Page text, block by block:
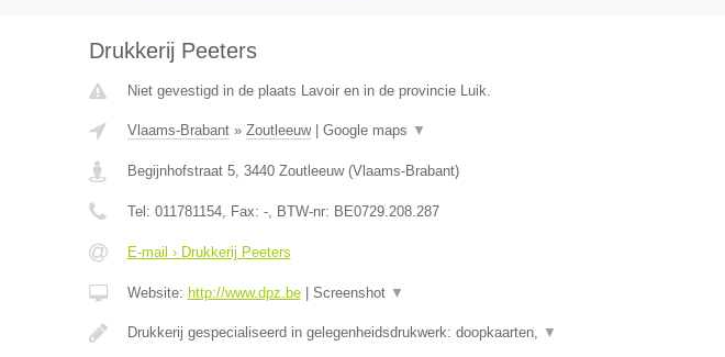
Drukkerij Peeters
Niet gevestigd in de plaats Lavoir en in de provincie Luik.
Vlaams-Brabant» Zoutleeuw| Google maps ▼
Begijnhofstraat 5, 3440 Zoutleeuw(Vlaams-Brabant)
Tel: 011781154, Fax: -, BTW-nr: BE0729.208.287
E-mail › Drukkerij Peeters
Website: http://www.dpz.be| Screenshot ▼
Drukkerij gespecialiseerd in gelegenheidsdrukwerk: doopkaarten, ▼